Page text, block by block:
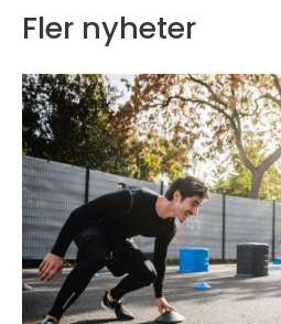
Fler nyheter